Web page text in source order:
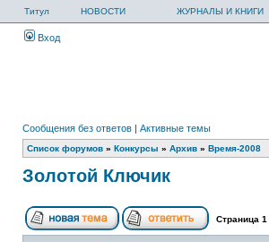
Титул НОВОСТИ ЖУРНАЛЫ И КНИГИ
Вход
Сообщения без ответов | Активные темы
Список форумов » Конкурсы » Архив » Время-2008
Золотой Ключик
Страница 1